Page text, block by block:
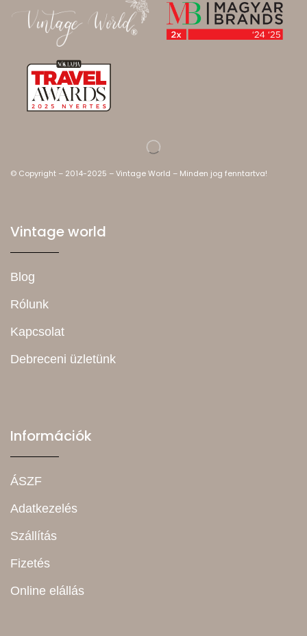
© Copyright – 2014-2025 – Vintage World – Minden jog fenntartva!
Vintage world
Blog
Rólunk
Kapcsolat
Debreceni üzletünk
Információk
ÁSZF
Adatkezelés
Szállítás
Fizetés
Online elállás